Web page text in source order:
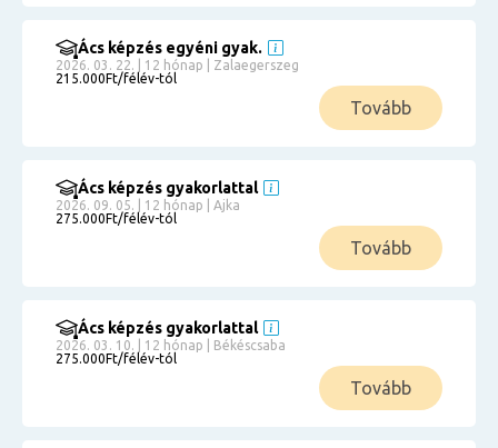
Ács képzés egyéni gyak.
2026. 03. 22. | 12 hónap | Zalaegerszeg
215.000Ft/félév-tól
Tovább
Ács képzés gyakorlattal
2026. 09. 05. | 12 hónap | Ajka
275.000Ft/félév-tól
Tovább
Ács képzés gyakorlattal
2026. 03. 10. | 12 hónap | Békéscsaba
275.000Ft/félév-tól
Tovább